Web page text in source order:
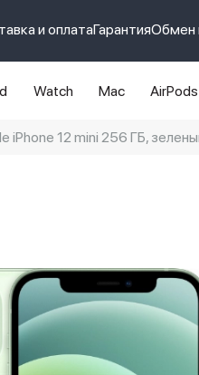
и оплатаГарантияОбмен
Watch Mac AirPods
iPhone 12 mini 256 ГБ,